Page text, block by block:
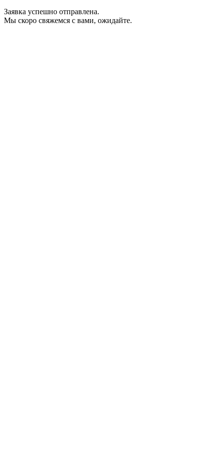
Заявка успешно отправлена.
Мы скоро свяжемся с вами, ожидайте.